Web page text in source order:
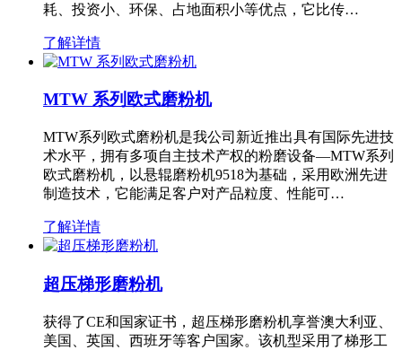
耗、投资小、环保、占地面积小等优点，它比传…
了解详情
MTW 系列欧式磨粉机
MTW系列欧式磨粉机是我公司新近推出具有国际先进技
术水平，拥有多项自主技术产权的粉磨设备—MTW系列
欧式磨粉机，以悬辊磨粉机9518为基础，采用欧洲先进
制造技术，它能满足客户对产品粒度、性能可…
了解详情
超压梯形磨粉机
获得了CE和国家证书，超压梯形磨粉机享誉澳大利亚、
美国、英国、西班牙等客户国家。该机型采用了梯形工